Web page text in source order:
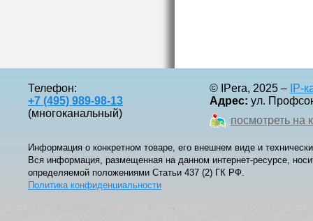
Телефон:
+7 (495) 989-98-13
(многоканальный)
© IPera, 2025 – IP-
Адрес: ул.
посмотреть на
Информация о конкретном товаре, его внешнем виде и
Вся информация, размещенная на данном интернет-ресурсе,
определяемой положениями Статьи 437 (2) ГК РФ.
Политика конфиденциальности